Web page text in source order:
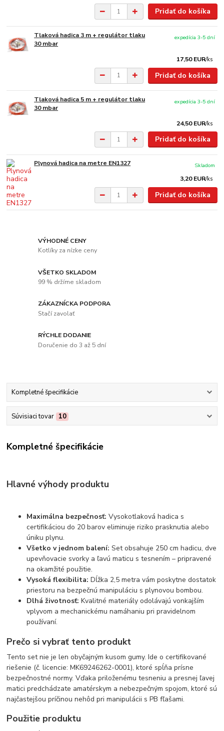
Pridať do košíka
Tlaková hadica 3 m + regulátor tlaku
30 mbar
17,50 EUR/ks
expedícia 3-5 dní
Pridať do košíka
Tlaková hadica 5 m + regulátor tlaku
30 mbar
24,50 EUR/ks
expedícia 3-5 dní
Pridať do košíka
Plynová hadica na metre EN1327
3,20 EUR/ks
Skladom
Pridať do košíka
VÝHODNÉ CENY
Kotlíky za nízke ceny
VŠETKO SKLADOM
99 % držíme skladom
ZÁKAZNÍCKA PODPORA
Stačí zavolať
RÝCHLE DODANIE
Doručenie do 3 až 5 dní
Kompletné špecifikácie
Súvisiaci tovar 10
Kompletné špecifikácie
Hlavné výhody produktu
Maximálna bezpečnosť: Vysokotlaková hadica s
certifikáciou do 20 barov eliminuje riziko prasknutia alebo
úniku plynu.
Všetko v jednom balení: Set obsahuje 250 cm hadicu, dve
upevňovacie svorky a ľavú maticu s tesnením – pripravené
na okamžité použitie.
Vysoká flexibilita: Dĺžka 2,5 metra vám poskytne dostatok
priestoru na bezpečnú manipuláciu s plynovou bombou.
Dlhá životnosť: Kvalitné materiály odolávajú vonkajším
vplyvom a mechanickému namáhaniu pri pravidelnom
používaní.
Prečo si vybrať tento produkt
Tento set nie je len obyčajným kusom gumy. Ide o certifikované
riešenie (č. licencie: MK69246262-0001), ktoré spĺňa prísne
bezpečnostné normy. Vďaka priloženému tesneniu a presnej ľavej
matici predchádzate amatérskym a nebezpečným spojom, ktoré sú
najčastejšou príčinou nehôd pri manipulácii s PB fľašami.
Použitie produktu